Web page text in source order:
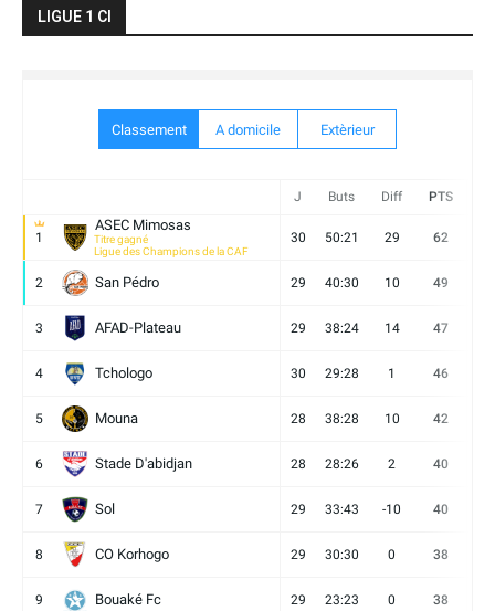
LIGUE 1 CI
Classement A domicile Extèrieur
J Buts Diff PTS
1
ASEC Mimosas
Titre gagné
Ligue des Champions de la CAF
30 50:21 29 62
2 San Pédro 29 40:30 10 49
3 AFAD-Plateau 29 38:24 14 47
4 Tchologo 30 29:28 1 46
5 Mouna 28 38:28 10 42
6 Stade D'abidjan 28 28:26 2 40
7 Sol 29 33:43 -10 40
8 CO Korhogo 29 30:30 0 38
9 Bouaké Fc 29 23:23 0 38